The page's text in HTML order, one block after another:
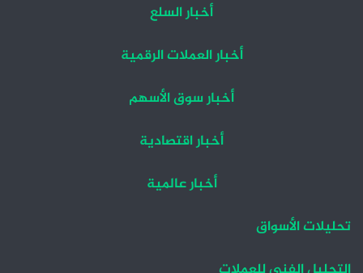
أخبار السلع
أخبار العملات الرقمية
أخبار سوق الأسهم
أخبار اقتصادية
أخبار عالمية
تحليلات الأسواق